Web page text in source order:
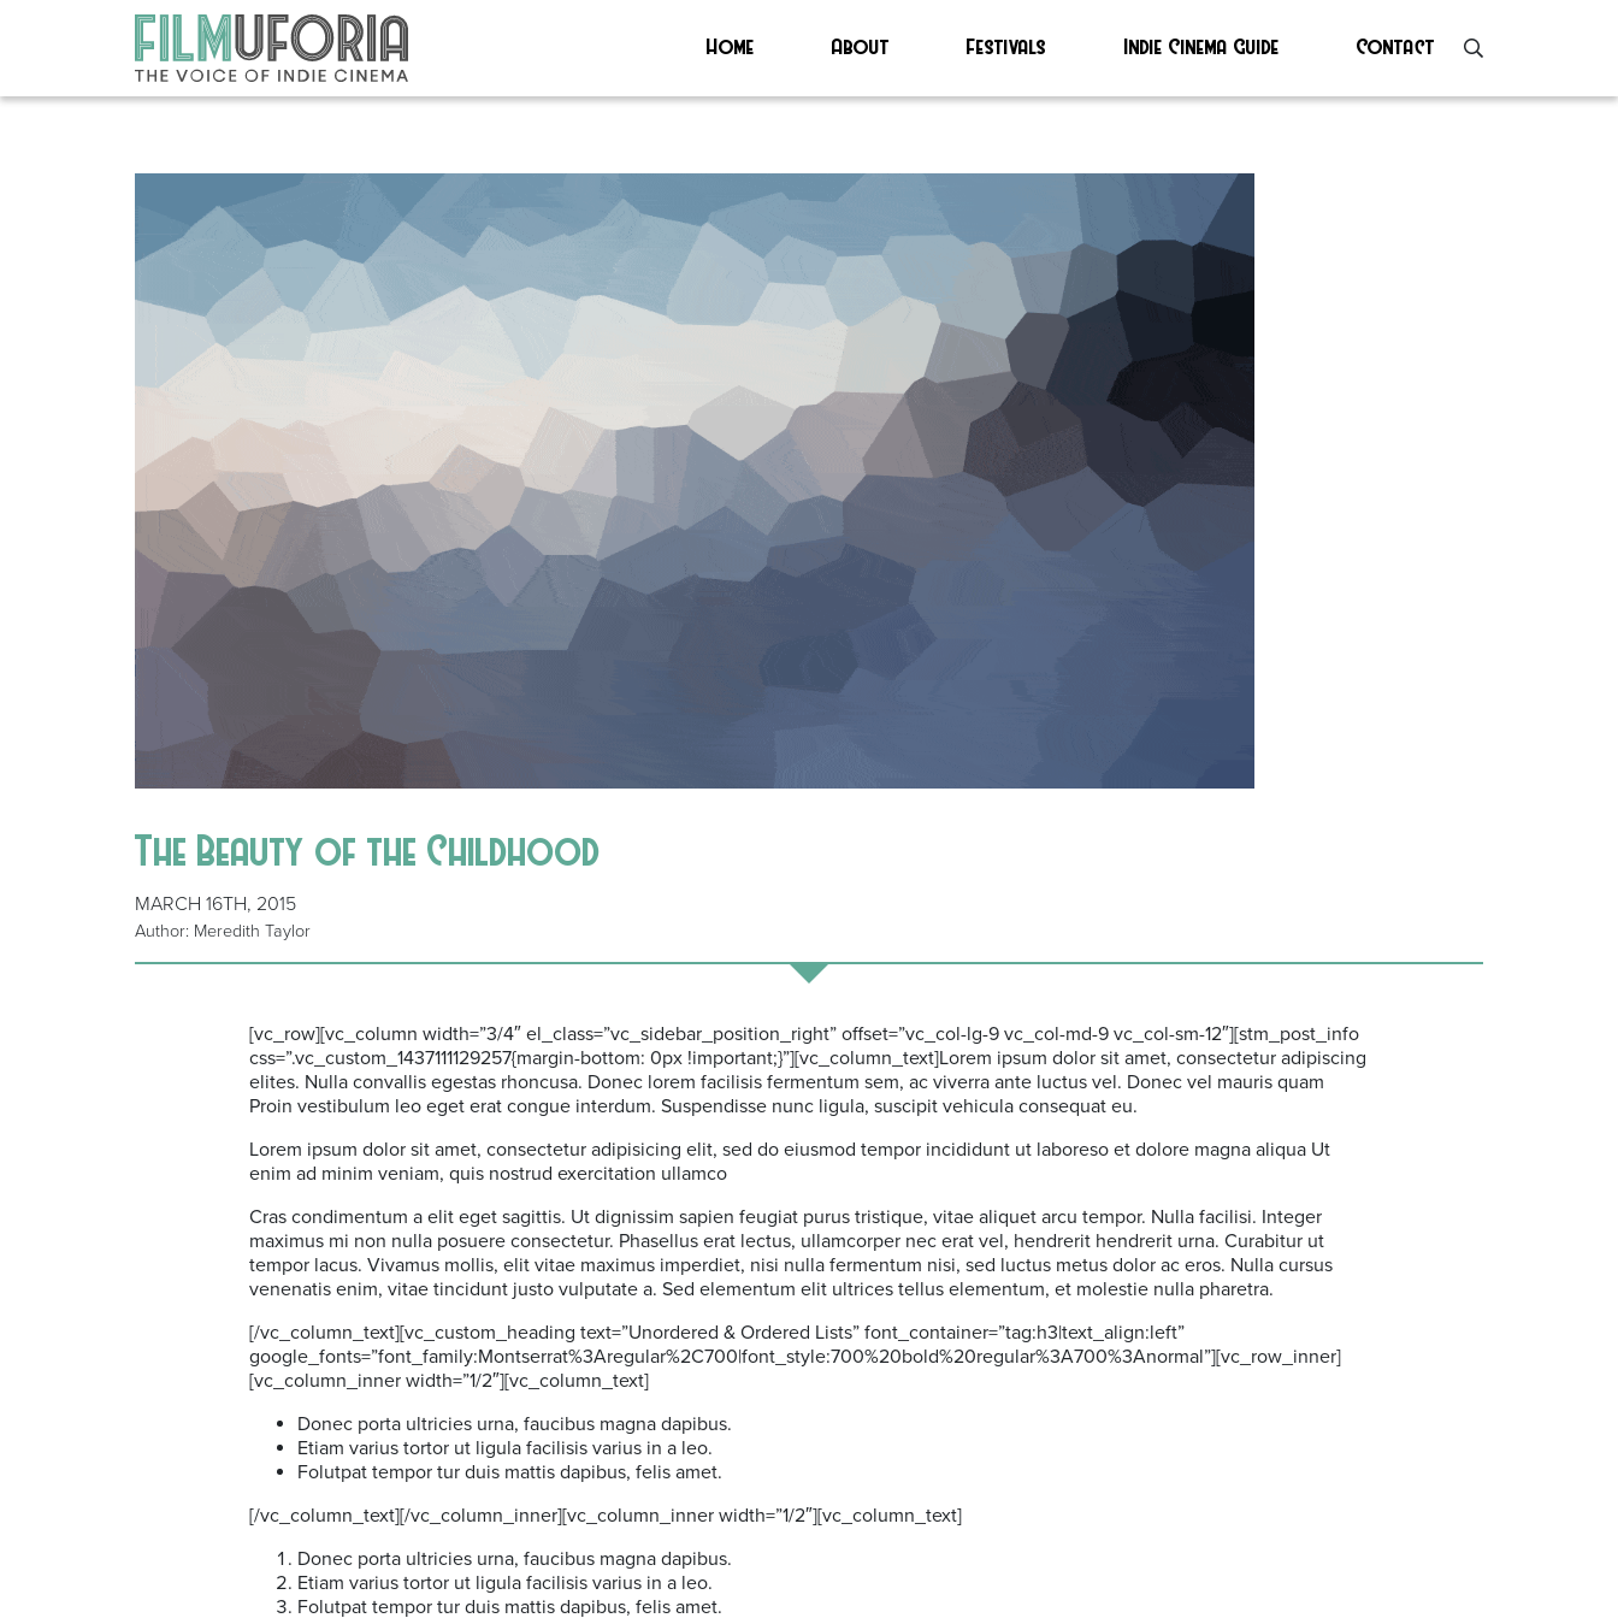
Home About Festivals Indie Cinema Guide Contact
The Beauty of the Childhood
MARCH 16TH, 2015
Author: Meredith Taylor
[vc_row][vc_column width=”3/4″ el_class=”vc_sidebar_position_right” offset=”vc_col-lg-9 vc_col-md-9 vc_col-sm-12″][stm_post_info
css=”.vc_custom_1437111129257{margin-bottom: 0px !important;}”][vc_column_text]Lorem ipsum dolor sit amet, consectetur adipiscing
elites. Nulla convallis egestas rhoncusa. Donec lorem facilisis fermentum sem, ac viverra ante luctus vel. Donec vel mauris quam
Proin vestibulum leo eget erat congue interdum. Suspendisse nunc ligula, suscipit vehicula consequat eu.
Lorem ipsum dolor sit amet, consectetur adipisicing elit, sed do eiusmod tempor incididunt ut laboreso et dolore magna aliqua Ut
enim ad minim veniam, quis nostrud exercitation ullamco
Cras condimentum a elit eget sagittis. Ut dignissim sapien feugiat purus tristique, vitae aliquet arcu tempor. Nulla facilisi. Integer
maximus mi non nulla posuere consectetur. Phasellus erat lectus, ullamcorper nec erat vel, hendrerit hendrerit urna. Curabitur ut
tempor lacus. Vivamus mollis, elit vitae maximus imperdiet, nisi nulla fermentum nisi, sed luctus metus dolor ac eros. Nulla cursus
venenatis enim, vitae tincidunt justo vulputate a. Sed elementum elit ultrices tellus elementum, et molestie nulla pharetra.
[/vc_column_text][vc_custom_heading text=”Unordered & Ordered Lists” font_container=”tag:h3|text_align:left”
google_fonts=”font_family:Montserrat%3Aregular%2C700|font_style:700%20bold%20regular%3A700%3Anormal”][vc_row_inner]
[vc_column_inner width=”1/2″][vc_column_text]
Donec porta ultricies urna, faucibus magna dapibus.
Etiam varius tortor ut ligula facilisis varius in a leo.
Folutpat tempor tur duis mattis dapibus, felis amet.
[/vc_column_text][/vc_column_inner][vc_column_inner width=”1/2″][vc_column_text]
Donec porta ultricies urna, faucibus magna dapibus.
Etiam varius tortor ut ligula facilisis varius in a leo.
Folutpat tempor tur duis mattis dapibus, felis amet.